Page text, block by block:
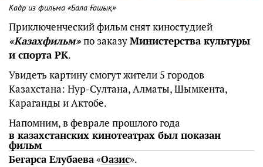
Кадр из фильма «Бала Ғашық»
Приключенческий фильм снят киностудией
«Казахфильм»по заказуМинистерства культуры
и спорта РК.
Увидеть картину смогут жители 5 городов
Казахстана: Нур-Султана, Алматы, Шымкента,
Караганды и Актобе.
Напомним, в феврале прошлого года
в казахстанских кинотеатрах был показан
фильм
Бегарса Елубаева«Оазис».